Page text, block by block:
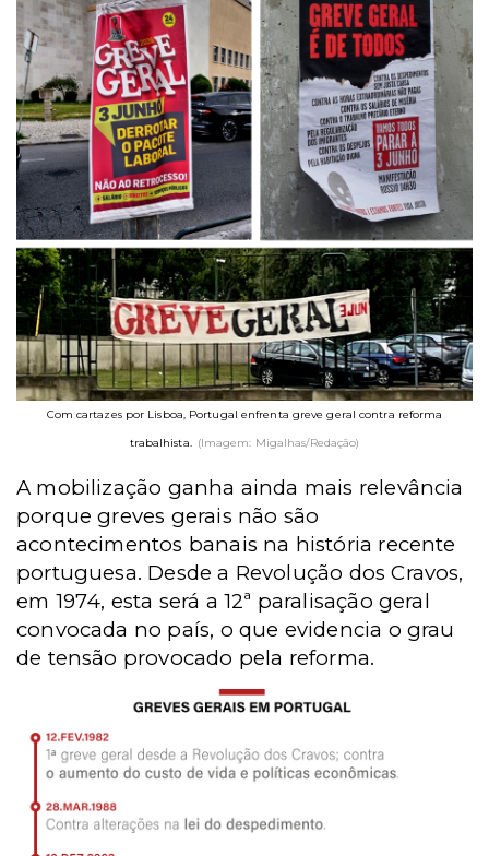
Com cartazes por Lisboa, Portugal enfrenta greve geral contra reforma
trabalhista. (Imagem: Migalhas/Redação)
A mobilização ganha ainda mais relevância
porque greves gerais não são
acontecimentos banais na história recente
portuguesa. Desde a Revolução dos Cravos,
em 1974, esta será a 12ª paralisação geral
convocada no país, o que evidencia o grau
de tensão provocado pela reforma.